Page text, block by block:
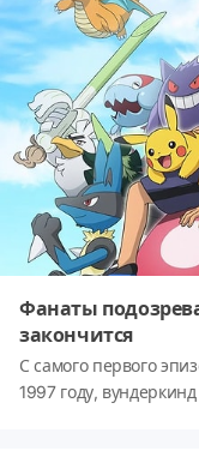
Фанаты
закончится
С самого первого
1997 году,